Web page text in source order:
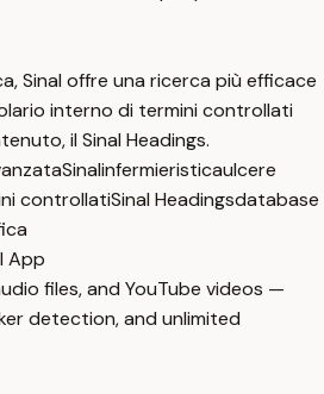
Sinal offre una ricerca più efficace
interno di termini controllati
il Sinal Headings.
Sinalinfermieristicaulcere
controllatiSinal Headingsdatabase
App
files, and YouTube videos —
detection, and unlimited